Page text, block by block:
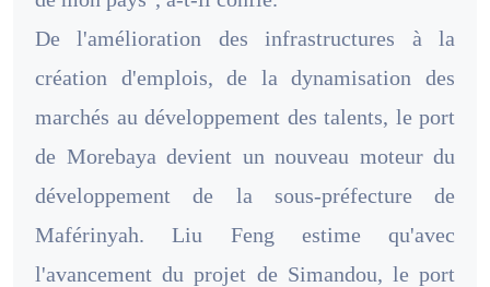
De l'amélioration des infrastructures à la
création d'emplois, de la dynamisation des
marchés au développement des talents, le port
de Morebaya devient un nouveau moteur du
développement de la sous-préfecture de
Maférinyah. Liu Feng estime qu'avec
l'avancement du projet de Simandou, le port